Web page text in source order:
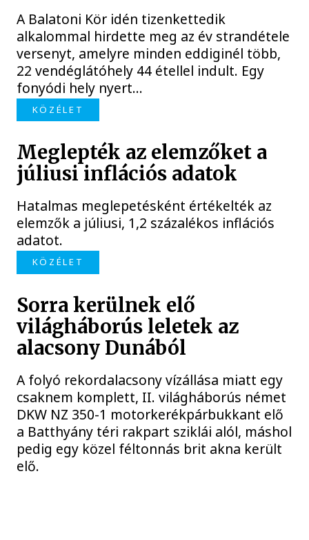
A Balatoni Kör idén tizenkettedik
alkalommal hirdette meg az év strandétele
versenyt, amelyre minden eddiginél több,
22 vendéglátóhely 44 étellel indult. Egy
fonyódi hely nyert...
KÖZÉLET
Meglepték az elemzőket a
júliusi inflációs adatok
Hatalmas meglepetésként értékelték az
elemzők a júliusi, 1,2 százalékos inflációs
adatot.
KÖZÉLET
Sorra kerülnek elő
világháborús leletek az
alacsony Dunából
A folyó rekordalacsony vízállása miatt egy
csaknem komplett, II. világháborús német
DKW NZ 350-1 motorkerékpárbukkant elő
a Batthyány téri rakpart sziklái alól, máshol
pedig egy közel féltonnás brit akna került
elő.